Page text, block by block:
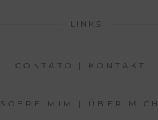
LINKS
CONTATO | KONTAKT
SOBRE MIM | ÜBER MICH